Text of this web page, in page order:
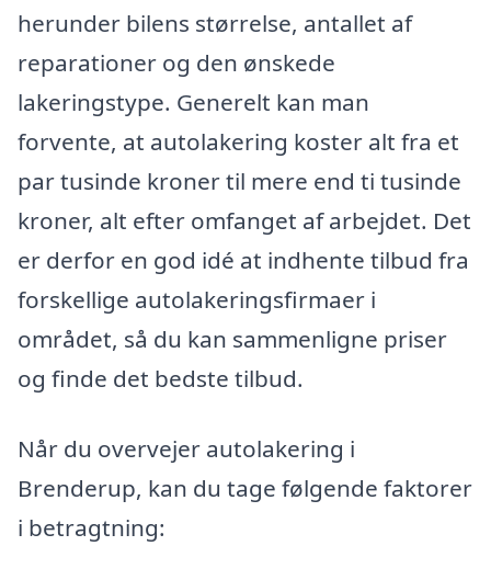
herunder bilens størrelse, antallet af
reparationer og den ønskede
lakeringstype. Generelt kan man
forvente, at autolakering koster alt fra et
par tusinde kroner til mere end ti tusinde
kroner, alt efter omfanget af arbejdet. Det
er derfor en god idé at indhente tilbud fra
forskellige autolakeringsfirmaer i
området, så du kan sammenligne priser
og finde det bedste tilbud.
Når du overvejer autolakering i
Brenderup, kan du tage følgende faktorer
i betragtning: